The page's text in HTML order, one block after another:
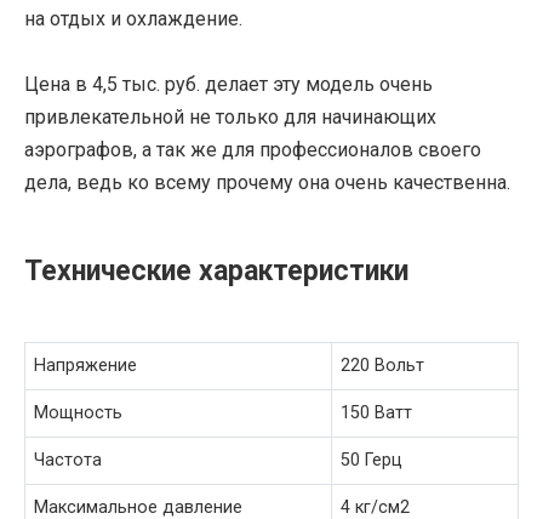
на отдых и охлаждение.
Цена в 4,5 тыс. руб. делает эту модель очень
привлекательной не только для начинающих
аэрографов, а так же для профессионалов своего
дела, ведь ко всему прочему она очень качественна.
Технические характеристики
Напряжение 220 Вольт
Мощность 150 Ватт
Частота 50 Герц
Максимальное давление 4 кг/см2